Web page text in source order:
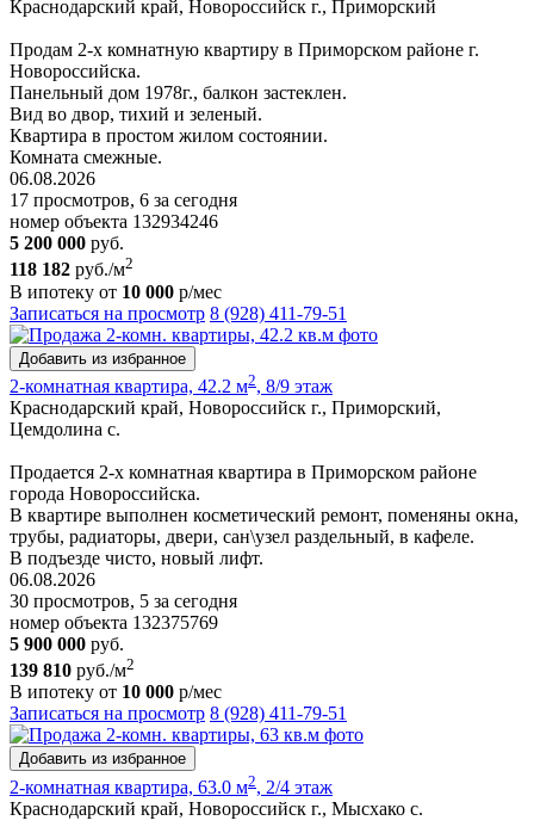
Краснодарский край, Новороссийск г., Приморский
Продам 2-х комнатную квартиру в Приморском районе г.
Новороссийска.
Панельный дом 1978г., балкон застеклен.
Вид во двор, тихий и зеленый.
Квартира в простом жилом состоянии.
Комната смежные.
06.08.2026
17 просмотров, 6 за сегодня
номер объекта 132934246
5 200 000 руб.
118 182 руб./м2
В ипотеку от 10 000 р/мес
Записаться на просмотр 8 (928) 411-79-51
Добавить из избранное
2-комнатная квартира, 42.2 м2, 8/9 этаж
Краснодарский край, Новороссийск г., Приморский,
Цемдолина с.
Продается 2-х комнатная квартира в Приморском районе
города Новороссийска.
В квартире выполнен косметический ремонт, поменяны окна,
трубы, радиаторы, двери, сан\узел раздельный, в кафеле.
В подъезде чисто, новый лифт.
06.08.2026
30 просмотров, 5 за сегодня
номер объекта 132375769
5 900 000 руб.
139 810 руб./м2
В ипотеку от 10 000 р/мес
Записаться на просмотр 8 (928) 411-79-51
Добавить из избранное
2-комнатная квартира, 63.0 м2, 2/4 этаж
Краснодарский край, Новороссийск г., Мысхако с.